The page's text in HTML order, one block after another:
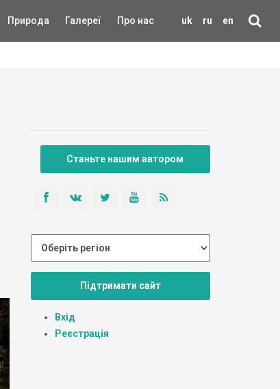
uk ru en
Природа Галереї Про нас
Станьте нашим автором
Підтримати сайт
Вхід
Реєстрація